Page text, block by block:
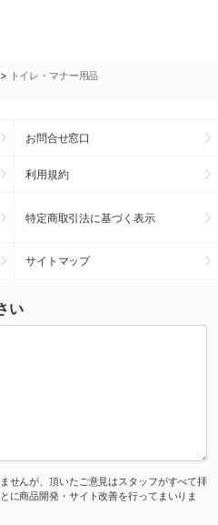
> トイレ・マナー用品
お問合せ窓口
利用規約
特定商取引法に基づく表示
サイトマップ
い
せんが、頂いたご意見はスタッフがすべて拝
に商品開発・サイト改善を行ってまいりま